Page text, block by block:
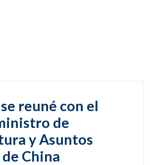
reuné con el
de
y Asuntos
China